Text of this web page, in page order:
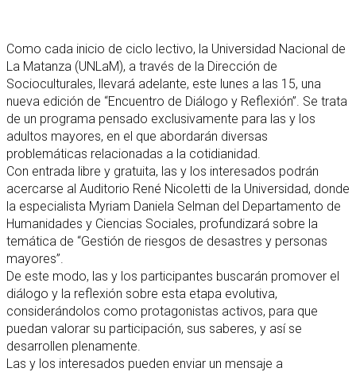
Como cada inicio de ciclo lectivo, la Universidad Nacional de
La Matanza (UNLaM), a través de la Dirección de
Socioculturales, llevará adelante, este lunes a las 15, una
nueva edición de “Encuentro de Diálogo y Reflexión”. Se trata
de un programa pensado exclusivamente para las y los
adultos mayores, en el que abordarán diversas
problemáticas relacionadas a la cotidianidad.
Con entrada libre y gratuita, las y los interesados podrán
acercarse al Auditorio René Nicoletti de la Universidad, donde
la especialista Myriam Daniela Selman del Departamento de
Humanidades y Ciencias Sociales, profundizará sobre la
temática de “Gestión de riesgos de desastres y personas
mayores”.
De este modo, las y los participantes buscarán promover el
diálogo y la reflexión sobre esta etapa evolutiva,
considerándolos como protagonistas activos, para que
puedan valorar su participación, sus saberes, y así se
desarrollen plenamente.
Las y los interesados pueden enviar un mensaje a